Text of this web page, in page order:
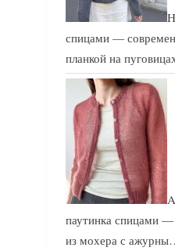
спицами —
планкой на
паутинка спицами
из мохера с